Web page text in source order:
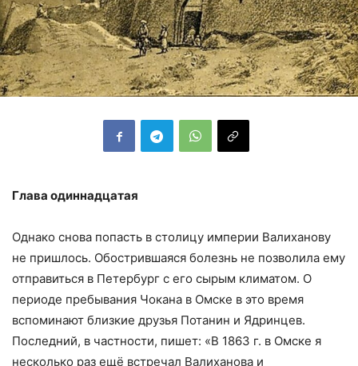
Глава одиннадцатая
Однако снова попасть в столицу империи Валиханову
не пришлось. Обострившаяся болезнь не позволила ему
отправиться в Петербург с его сырым климатом. О
периоде пребывания Чокана в Омске в это время
вспоминают близкие друзья Потанин и Ядринцев.
Последний, в частности, пишет: «В 1863 г. в Омске я
несколько раз ещё встречал Валиханова и